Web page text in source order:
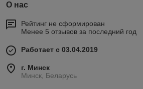
О нас
Рейтинг не сформирован
Менее 5 отзывов за последний год
Работает с 03.04.2019
г. Минск
Минск, Беларусь